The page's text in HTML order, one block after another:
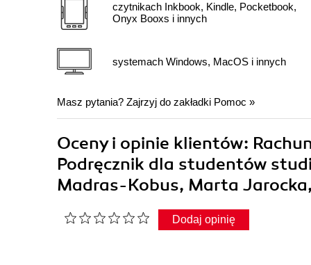
czytnikach Inkbook, Kindle, Pocketbook,
Onyx Booxs i innych
systemach Windows, MacOS i innych
Masz pytania? Zajrzyj do zakładki Pomoc »
Oceny i opinie klientów:
Podręcznik dla studentów
Madras-Kobus, Marta
Dodaj opinię